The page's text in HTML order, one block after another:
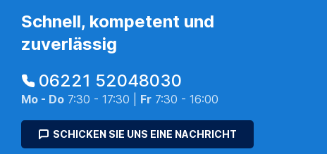
Schnell, kompetent und
zuverlässig
06221 52048030
Mo - Do 7:30 - 17:30 | Fr 7:30 - 16:00
SCHICKEN SIE UNS EINE NACHRICHT